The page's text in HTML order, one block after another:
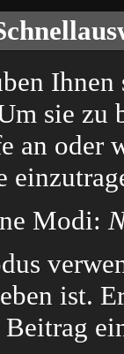
sie zu
an oder
Modi:
ist.